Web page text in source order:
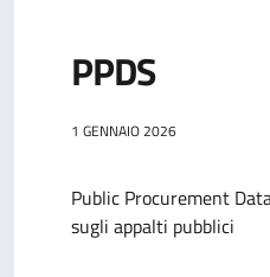
PPDS
1 GENNAIO 2026
Public Procurement
sugli appalti pubblici